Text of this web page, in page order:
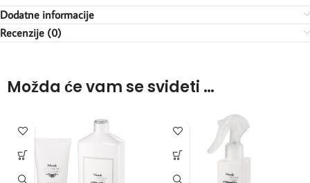
Dodatne informacije
Recenzije (0)
Možda će vam se svideti …